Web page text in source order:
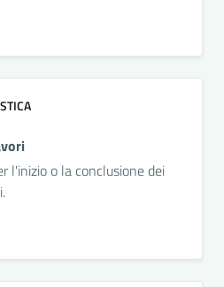
l'inizio o la conclusione dei